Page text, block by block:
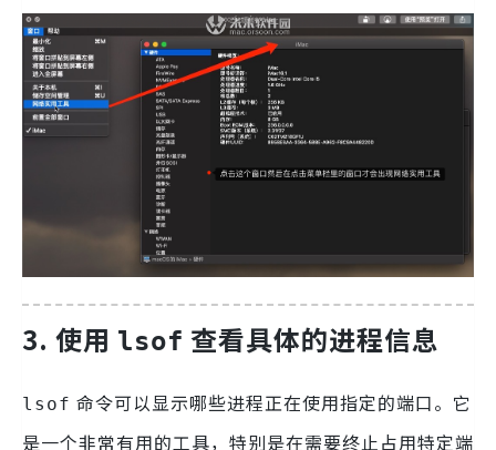
3. 使用 lsof 查看具体的进程信息
lsof 命令可以显示哪些进程正在使用指定的端口。它
是一个非常有用的工具，特别是在需要终止占用特定端